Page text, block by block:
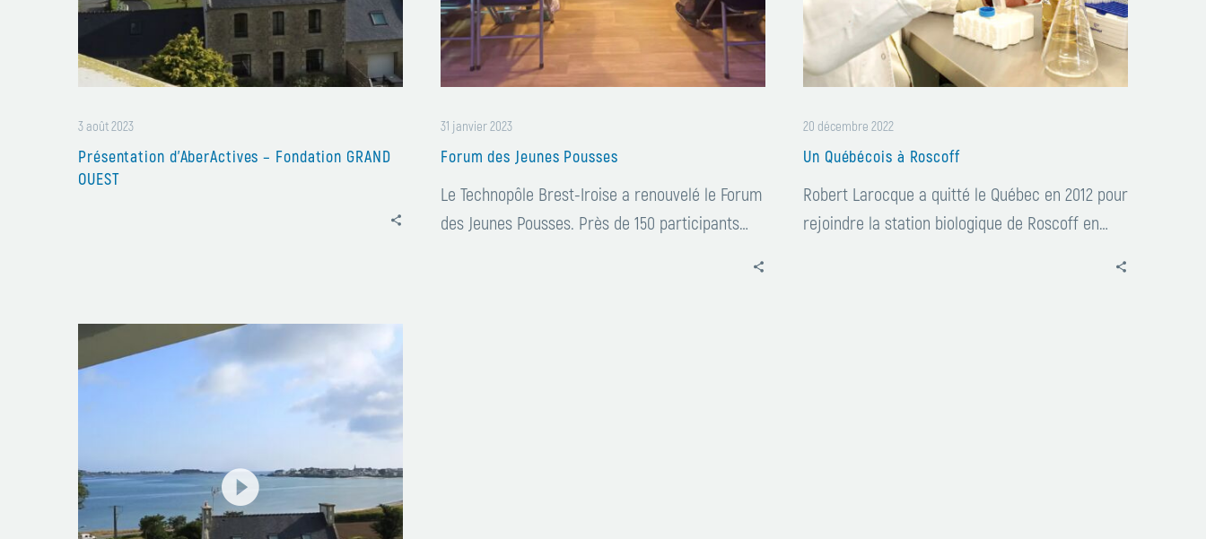
3 août 2023
Présentation d’AberActives – Fondation GRAND
OUEST
31 janvier 2023
Forum des Jeunes Pousses
Le Technopôle Brest-Iroise a renouvelé le Forum
des Jeunes Pousses. Près de 150 participants…
20 décembre 2022
Un Québécois à Roscoff
Robert Larocque a quitté le Québec en 2012 pour
rejoindre la station biologique de Roscoff en…
propos
d’Aberactives